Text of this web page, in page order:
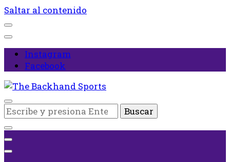
Saltar al contenido
Instagram
Facebook
The Backhand Sports
Inicio
¿Buscas
algo?